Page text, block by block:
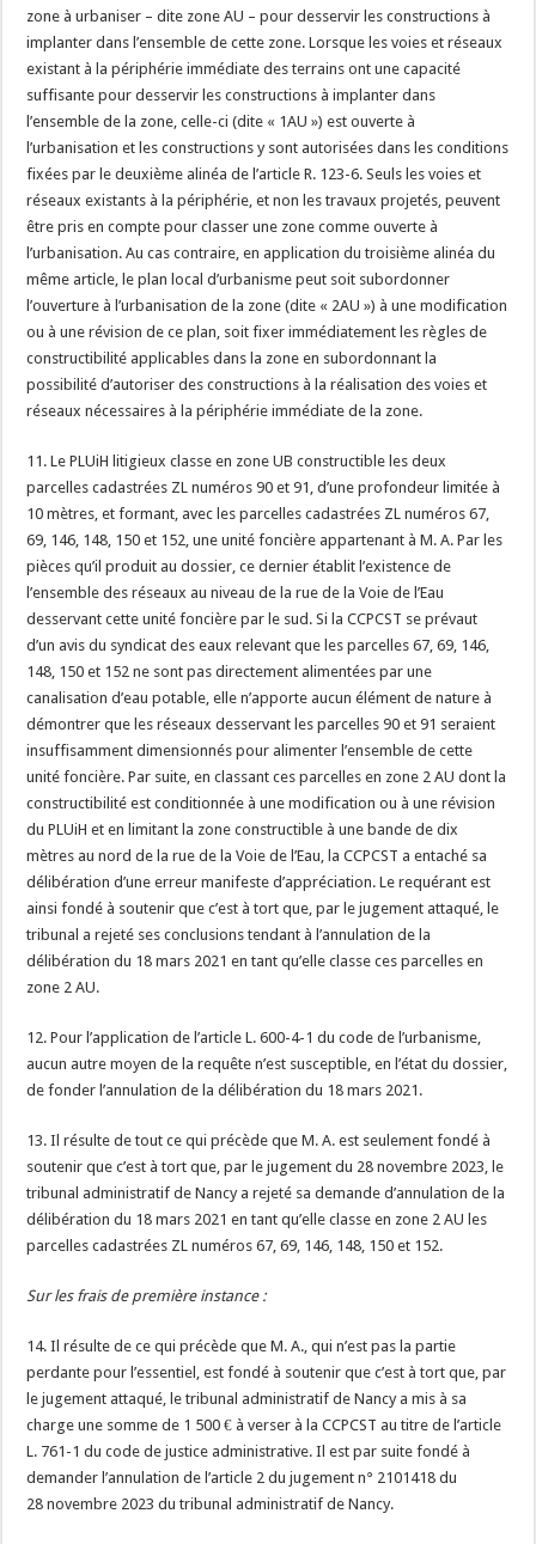
zone à urbaniser – dite zone AU – pour desservir les constructions à
implanter dans l’ensemble de cette zone. Lorsque les voies et réseaux
existant à la périphérie immédiate des terrains ont une capacité
suffisante pour desservir les constructions à implanter dans
l’ensemble de la zone, celle-ci (dite « 1AU ») est ouverte à
l’urbanisation et les constructions y sont autorisées dans les conditions
fixées par le deuxième alinéa de l’article R. 123-6. Seuls les voies et
réseaux existants à la périphérie, et non les travaux projetés, peuvent
être pris en compte pour classer une zone comme ouverte à
l’urbanisation. Au cas contraire, en application du troisième alinéa du
même article, le plan local d’urbanisme peut soit subordonner
l’ouverture à l’urbanisation de la zone (dite « 2AU ») à une modification
ou à une révision de ce plan, soit fixer immédiatement les règles de
constructibilité applicables dans la zone en subordonnant la
possibilité d’autoriser des constructions à la réalisation des voies et
réseaux nécessaires à la périphérie immédiate de la zone.
11. Le PLUiH litigieux classe en zone UB constructible les deux
parcelles cadastrées ZL numéros 90 et 91, d’une profondeur limitée à
10 mètres, et formant, avec les parcelles cadastrées ZL numéros 67,
69, 146, 148, 150 et 152, une unité foncière appartenant à M. A. Par les
pièces qu’il produit au dossier, ce dernier établit l’existence de
l’ensemble des réseaux au niveau de la rue de la Voie de l’Eau
desservant cette unité foncière par le sud. Si la CCPCST se prévaut
d’un avis du syndicat des eaux relevant que les parcelles 67, 69, 146,
148, 150 et 152 ne sont pas directement alimentées par une
canalisation d’eau potable, elle n’apporte aucun élément de nature à
démontrer que les réseaux desservant les parcelles 90 et 91 seraient
insuffisamment dimensionnés pour alimenter l’ensemble de cette
unité foncière. Par suite, en classant ces parcelles en zone 2 AU dont la
constructibilité est conditionnée à une modification ou à une révision
du PLUiH et en limitant la zone constructible à une bande de dix
mètres au nord de la rue de la Voie de l’Eau, la CCPCST a entaché sa
délibération d’une erreur manifeste d’appréciation. Le requérant est
ainsi fondé à soutenir que c’est à tort que, par le jugement attaqué, le
tribunal a rejeté ses conclusions tendant à l’annulation de la
délibération du 18 mars 2021 en tant qu’elle classe ces parcelles en
zone 2 AU.
12. Pour l’application de l’article L. 600-4-1 du code de l’urbanisme,
aucun autre moyen de la requête n’est susceptible, en l’état du dossier,
de fonder l’annulation de la délibération du 18 mars 2021.
13. Il résulte de tout ce qui précède que M. A. est seulement fondé à
soutenir que c’est à tort que, par le jugement du 28 novembre 2023, le
tribunal administratif de Nancy a rejeté sa demande d’annulation de la
délibération du 18 mars 2021 en tant qu’elle classe en zone 2 AU les
parcelles cadastrées ZL numéros 67, 69, 146, 148, 150 et 152.
Sur les frais de première instance :
14. Il résulte de ce qui précède que M. A., qui n’est pas la partie
perdante pour l’essentiel, est fondé à soutenir que c’est à tort que, par
le jugement attaqué, le tribunal administratif de Nancy a mis à sa
charge une somme de 1 500 € à verser à la CCPCST au titre de l’article
L. 761-1 du code de justice administrative. Il est par suite fondé à
demander l’annulation de l’article 2 du jugement n° 2101418 du
28 novembre 2023 du tribunal administratif de Nancy.